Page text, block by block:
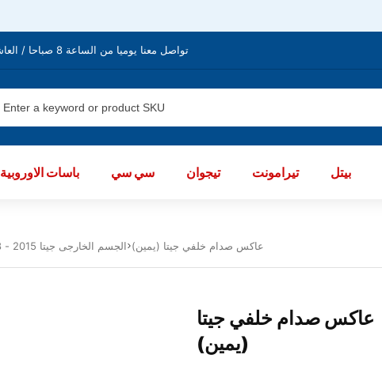
تواصل معنا يوميا من الساعة 8 صباحا / العاشرة مساءا عن طريق +966548616401
B8 باسات الاوروبية سي سي تيجوان تيرامونت بيتل
Body الجسم الخارجى جيتا 2015 - 2018 عاكس صدام خلفي جيتا (يمين)
عاكس صدام خلفي جيتا
(يمين)